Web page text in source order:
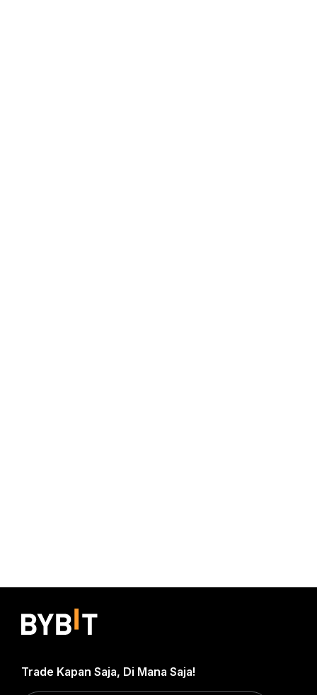
Trade Kapan Saja, Di Mana Saja!